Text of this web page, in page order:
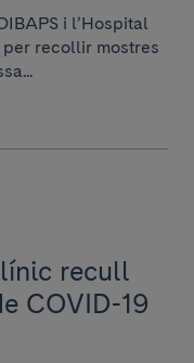
i l’Hospital
recollir mostres
recull
COVID-19